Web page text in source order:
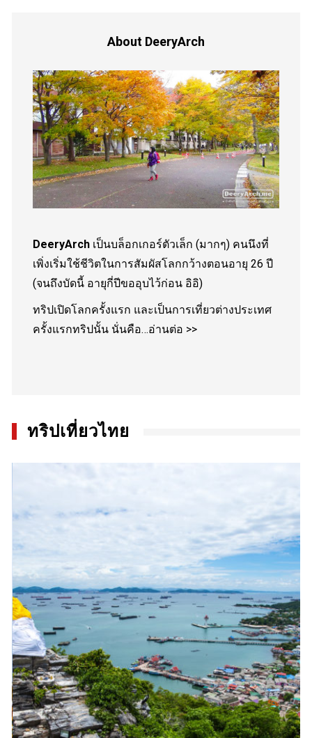
About DeeryArch
DeeryArch เป็นบล็อกเกอร์ตัวเล็ก (มากๆ) คนนึงที่
เพิ่งเริ่มใช้ชีวิตในการสัมผัสโลกกว้างตอนอายุ 26 ปี
(จนถึงบัดนี้ อายุกี่ปีขออุบไว้ก่อน อิอิ)
ทริปเปิดโลกครั้งแรก และเป็นการเที่ยวต่างประเทศ
ครั้งแรกทริปนั้น นั่นคือ…อ่านต่อ >>
ทริปเที่ยวไทย